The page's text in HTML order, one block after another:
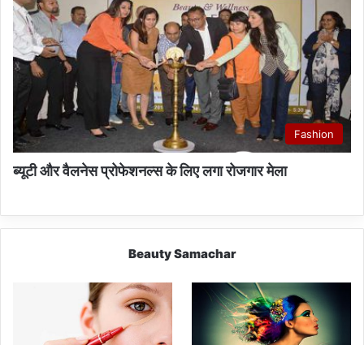
Fashion
ब्यूटी और वैलनेस प्रोफेशनल्स के लिए लगा रोजगार मेला
Beauty Samachar